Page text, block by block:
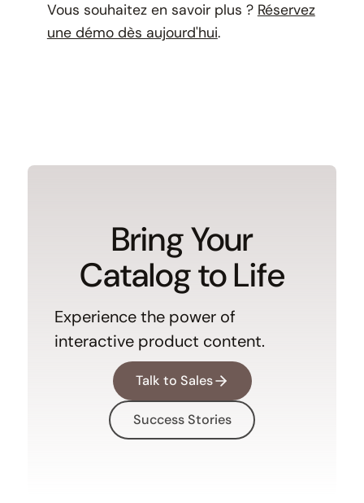
Vous souhaitez en savoir plus ? Réservez
une démo dès aujourd'hui.
Bring Your
Catalog to Life
Experience the power of
interactive product content.
Talk to Sales
Success Stories